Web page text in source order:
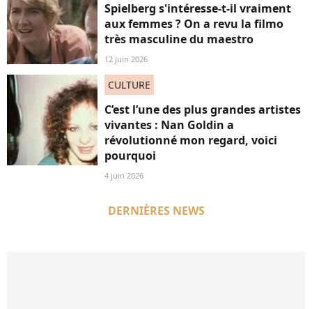
Spielberg s'intéresse-t-il vraiment
aux femmes ? On a revu la filmo
très masculine du maestro
12 juin 2026
CULTURE
C’est l’une des plus grandes artistes
vivantes : Nan Goldin a
révolutionné mon regard, voici
pourquoi
4 juin 2026
DERNIÈRES NEWS